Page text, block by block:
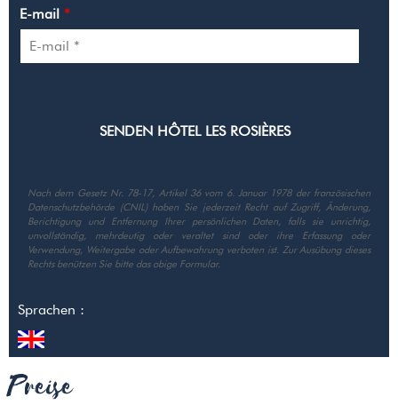
E-mail *
Nach dem Gesetz Nr. 78-17, Artikel 36 vom 6. Januar 1978 der französischen
Datenschutzbehörde (CNIL) haben Sie jederzeit Recht auf Zugriff, Änderung,
Berichtigung und Entfernung Ihrer persönlichen Daten, falls sie unrichtig,
unvollständig, mehrdeutig oder veraltet sind oder ihre Erfassung oder
Verwendung, Weitergabe oder Aufbewahrung verboten ist. Zur Ausübung dieses
Rechts benützen Sie bitte das obige Formular.
Sprachen :
Preise